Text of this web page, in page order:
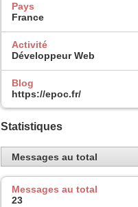
Pays
France
Activité
Développeur Web
Blog
https://epoc.fr/
Statistiques
Messages au total
Messages au total
23